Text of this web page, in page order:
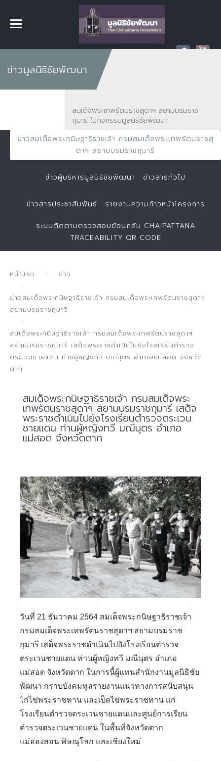
ข่าวมูลนิธิชัยพัฒนา
สมเด็จพระเทพรัตนราชสุดาฯ สยามบรมราช
กุมารี ในกิจกรรมมูลนิธิชัยพัฒนา
ข่าวสมเด็จพระกนิษฐาธิราชเจ้า กรมสมเด็จพระเทพรัตนราชสุ
ดาฯ สยามบรมราชกุมารี
ข่าวผู้บริหารมูลนิธิชัยพัฒนา ข่าวสารทั่วไป
ข่าวสารประชาสัมพันธ์ รายงานความก้าวหน้าโครงการ
ระบบติดตามตรวจสอบย้อนกลับ CHAIPATTANA
TRACEABILITY QR CODE
หน้าแรก ข่าว
ข่าวสมเด็จพระกนิษฐาธิราชเจ้า กรมสมเด็จพระเทพรัตนราชสุดาฯ
สยามบรมราชกุมารี
สมเด็จพระกนิษฐาธิราชเจ้า กรมสมเด็จพระเทพรัตนราชสุดาฯ
สยามบรมราชกุมารี เสด็จพระราชดำเนินไปยังโรงเรียนตำรวจ
ตระเวนชายแดน ท่านผู้หญิงทวี มณีนุตร อำเภอแม่สอด จังหวัด
ตาก
สมเด็จพระกนิษฐาธิราชเจ้า กรมสมเด็จพระ
เทพรัตนราชสุดาฯ สยามบรมราชกุมารี เสด็จ
พระราชดำเนินไปยังโรงเรียนตำรวจตระเวน
ชายแดน ท่านผู้หญิงทวี มณีนุตร อำเภอ
แม่สอด จังหวัดตาก
วันที่ 21 ธันวาคม 2564 สมเด็จพระกนิษฐาธิราชเจ้า
กรมสมเด็จพระเทพรัตนราชสุดาฯ สยามบรมราช
กุมารี เสด็จพระราชดำเนินไปยังโรงเรียนตำรวจ
ตระเวนชายแดน ท่านผู้หญิงทวี มณีนุตร อำเภอ
แม่สอด จังหวัดตาก ในการนี้ผู้แทนสำนักงานมูลนิธิชัย
พัฒนา กราบบังคมทูลรายงานแนวทางการสนับสนุน
ไก่ไข่พระราชทาน และเป็ดไข่พระราชทาน แก่
โรงเรียนตำรวจตระเวนชายแดนและศูนย์การเรียน
ตำรวจตระเวนชายแดน ในพื้นที่จังหวัดตาก
แม่ฮ่องสอน พิษณุโลก และเชียงใหม่